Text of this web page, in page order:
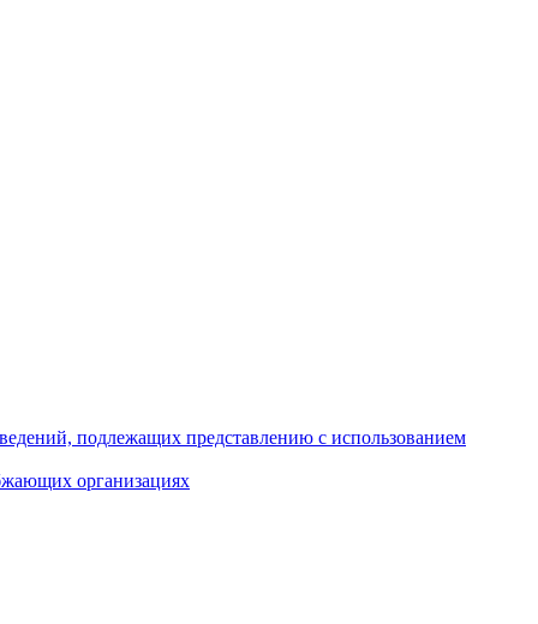
подлежащих представлению с использованием
организациях